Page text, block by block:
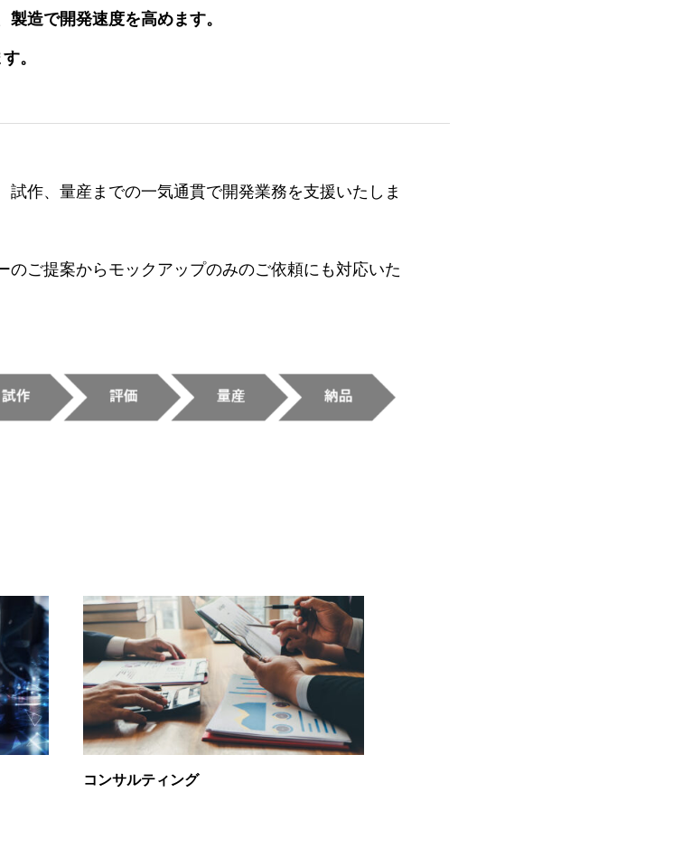
造で開発速度を高めます。
。
試作、量産までの一気通貫で開発業務を支援いたしま
のご提案からモックアップのみのご依頼にも対応いた
コンサルティング